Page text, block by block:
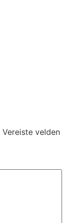
Vereiste velden